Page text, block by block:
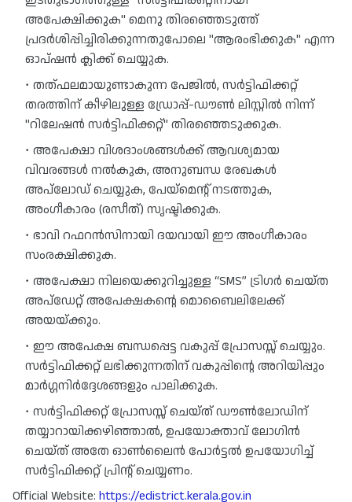
അപേക്ഷിക്കുക" മെനു തിരഞ്ഞെടുത്ത്
പ്രദർശിപ്പിച്ചിരിക്കുന്നതുപോലെ "ആരംഭിക്കുക" എന്ന
ഓപ്ഷൻ ക്ലിക്ക് ചെയ്യുക.
തത്ഫലമായുണ്ടാകുന്ന പേജിൽ, സർട്ടിഫിക്കറ്റ്
തരത്തിന് കീഴിലുള്ള ഡ്രോപ്പ്-ഡൗൺ ലിസ്റ്റിൽ നിന്ന്
"റിലേഷൻ സർട്ടിഫിക്കറ്റ്" തിരഞ്ഞെടുക്കുക.
അപേക്ഷാ വിശദാംശങ്ങൾക്ക് ആവശ്യമായ
വിവരങ്ങൾ നൽകുക, അനുബന്ധ രേഖകൾ
അപ്‌ലോഡ് ചെയ്യുക, പേയ്‌മെന്റ് നടത്തുക,
അംഗീകാരം (രസീത്) സൃഷ്ടിക്കുക.
ഭാവി റഫറൻസിനായി ദയവായി ഈ അംഗീകാരം
സംരക്ഷിക്കുക.
അപേക്ഷാ നിലയെക്കുറിച്ചുള്ള “SMS” ട്രിഗർ ചെയ്‌ത
അപ്‌ഡേറ്റ് അപേക്ഷകന്റെ മൊബൈലിലേക്ക്
അയയ്‌ക്കും.
ഈ അപേക്ഷ ബന്ധപ്പെട്ട വകുപ്പ് പ്രോസസ്സ് ചെയ്യും.
സർട്ടിഫിക്കറ്റ് ലഭിക്കുന്നതിന് വകുപ്പിന്റെ അറിയിപ്പും
മാർഗ്ഗനിർദ്ദേശങ്ങളും പാലിക്കുക.
സർട്ടിഫിക്കറ്റ് പ്രോസസ്സ് ചെയ്ത് ഡൗൺലോഡിന്
തയ്യാറായിക്കഴിഞ്ഞാൽ, ഉപയോക്താവ് ലോഗിൻ
ചെയ്ത് അതേ ഓൺലൈൻ പോർട്ടൽ ഉപയോഗിച്ച്
സർട്ടിഫിക്കറ്റ് പ്രിന്റ് ചെയ്യണം.
Official Website: https://edistrict.kerala.gov.in